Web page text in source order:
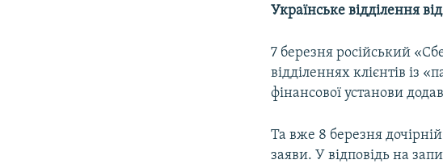
Українське відділення
7 березня російський
відділеннях клієнтів із
фінансової установи
Та вже 8 березня дочірній
заяви. У відповідь на